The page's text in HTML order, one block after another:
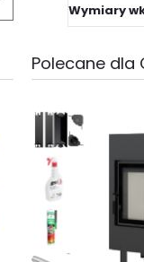
Wymiary
Polecane dla